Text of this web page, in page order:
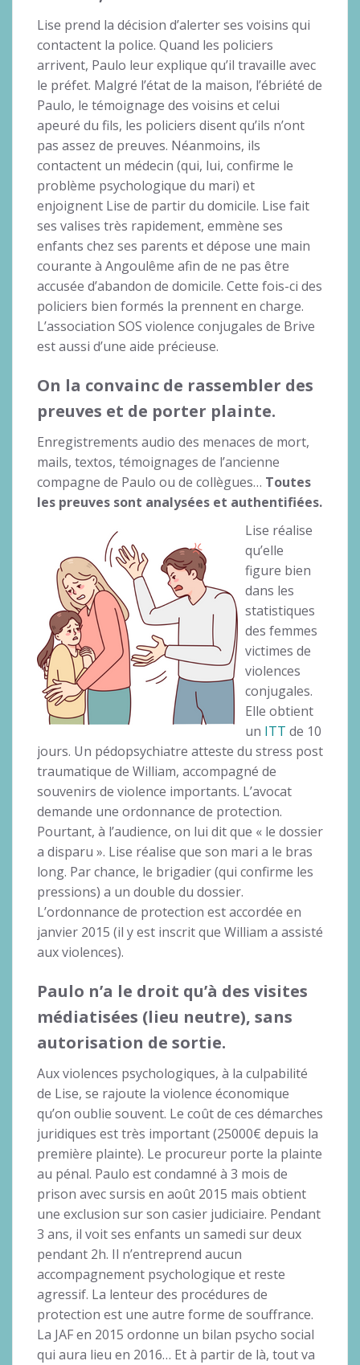
Lise prend la décision d’alerter ses voisins qui
contactent la police. Quand les policiers
arrivent, Paulo leur explique qu’il travaille avec
le préfet. Malgré l’état de la maison, l’ébriété de
Paulo, le témoignage des voisins et celui
apeuré du fils, les policiers disent qu’ils n’ont
pas assez de preuves. Néanmoins, ils
contactent un médecin (qui, lui, confirme le
problème psychologique du mari) et
enjoignent Lise de partir du domicile. Lise fait
ses valises très rapidement, emmène ses
enfants chez ses parents et dépose une main
courante à Angoulême afin de ne pas être
accusée d’abandon de domicile. Cette fois-ci des
policiers bien formés la prennent en charge.
L’association SOS violence conjugales de Brive
est aussi d’une aide précieuse.
On la convainc de rassembler des
preuves et de porter plainte.
Enregistrements audio des menaces de mort,
mails, textos, témoignages de l’ancienne
compagne de Paulo ou de collègues… Toutes
les preuves sont analysées et authentifiées.
Lise réalise
qu’elle
figure bien
dans les
statistiques
des femmes
victimes de
violences
conjugales.
Elle obtient
un ITT de 10
jours. Un pédopsychiatre atteste du stress post
traumatique de William, accompagné de
souvenirs de violence importants. L’avocat
demande une ordonnance de protection.
Pourtant, à l’audience, on lui dit que « le dossier
a disparu ». Lise réalise que son mari a le bras
long. Par chance, le brigadier (qui confirme les
pressions) a un double du dossier.
L’ordonnance de protection est accordée en
janvier 2015 (il y est inscrit que William a assisté
aux violences).
Paulo n’a le droit qu’à des visites
médiatisées (lieu neutre), sans
autorisation de sortie.
Aux violences psychologiques, à la culpabilité
de Lise, se rajoute la violence économique
qu’on oublie souvent. Le coût de ces démarches
juridiques est très important (25000€ depuis la
première plainte). Le procureur porte la plainte
au pénal. Paulo est condamné à 3 mois de
prison avec sursis en août 2015 mais obtient
une exclusion sur son casier judiciaire. Pendant
3 ans, il voit ses enfants un samedi sur deux
pendant 2h. Il n’entreprend aucun
accompagnement psychologique et reste
agressif. La lenteur des procédures de
protection est une autre forme de souffrance.
La JAF en 2015 ordonne un bilan psycho social
qui aura lieu en 2016… Et à partir de là, tout va